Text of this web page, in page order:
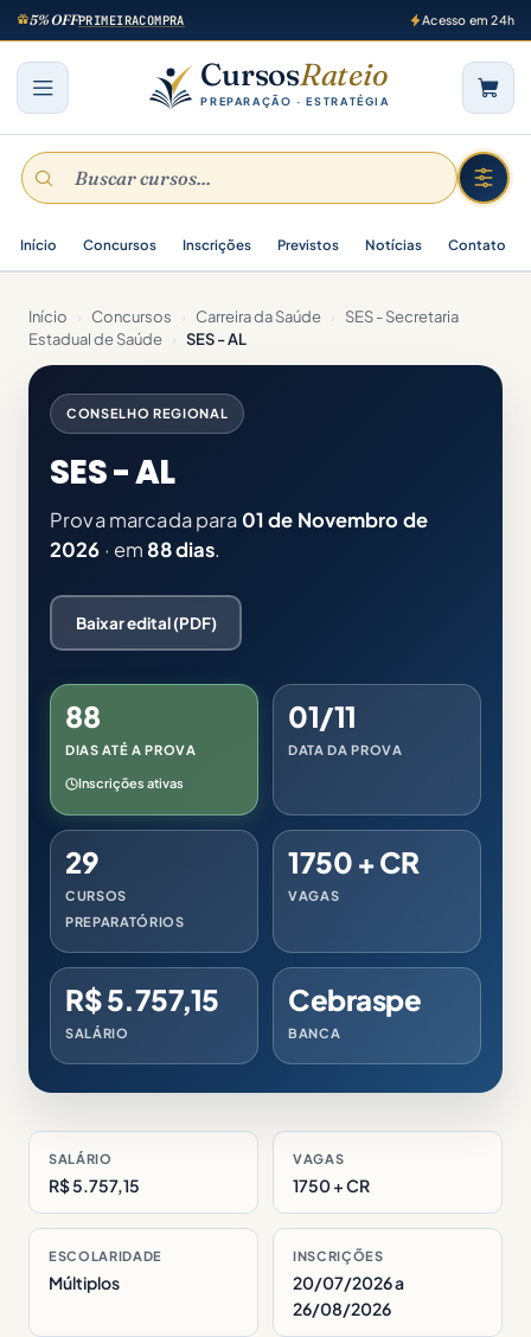
5% OFFPRIMEIRACOMPRA Acesso em 24h
CursosRateio
PREPARAÇÃO · ESTRATÉGIA
Início Concursos Inscrições Previstos Notícias Contato
Início › Concursos › Carreira da Saúde ›
SES - Secretaria
Estadual de Saúde › SES - AL
CONSELHO REGIONAL
SES - AL
Prova marcada para 01 de Novembro de
2026 · em88 dias.
Baixar edital (PDF)
88
DIAS ATÉ A PROVA
Inscrições ativas
01/11
DATA DA PROVA
29
CURSOS
PREPARATÓRIOS
1750 + CR
VAGAS
R$ 5.757,15
SALÁRIO
Cebraspe
BANCA
SALÁRIO
R$ 5.757,15
VAGAS
1750 + CR
ESCOLARIDADE
Múltiplos
INSCRIÇÕES
20/07/2026 a
26/08/2026